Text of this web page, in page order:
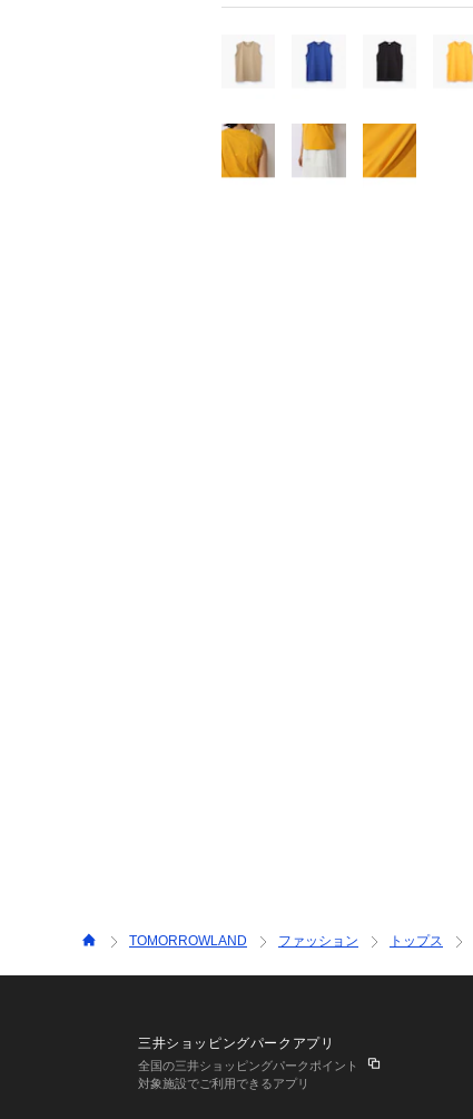
TOMORROWLAND ファッション トップス
三井ショッピングパークアプリ
全国の三井ショッピングパークポイント
対象施設でご利用できるアプリ